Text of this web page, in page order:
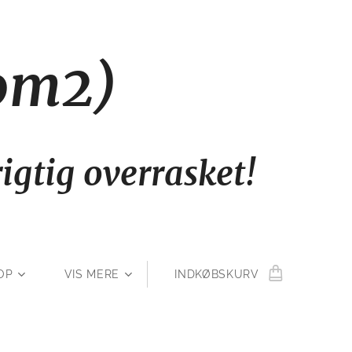
overrasket!
VIS MERE INDKØBSKURV